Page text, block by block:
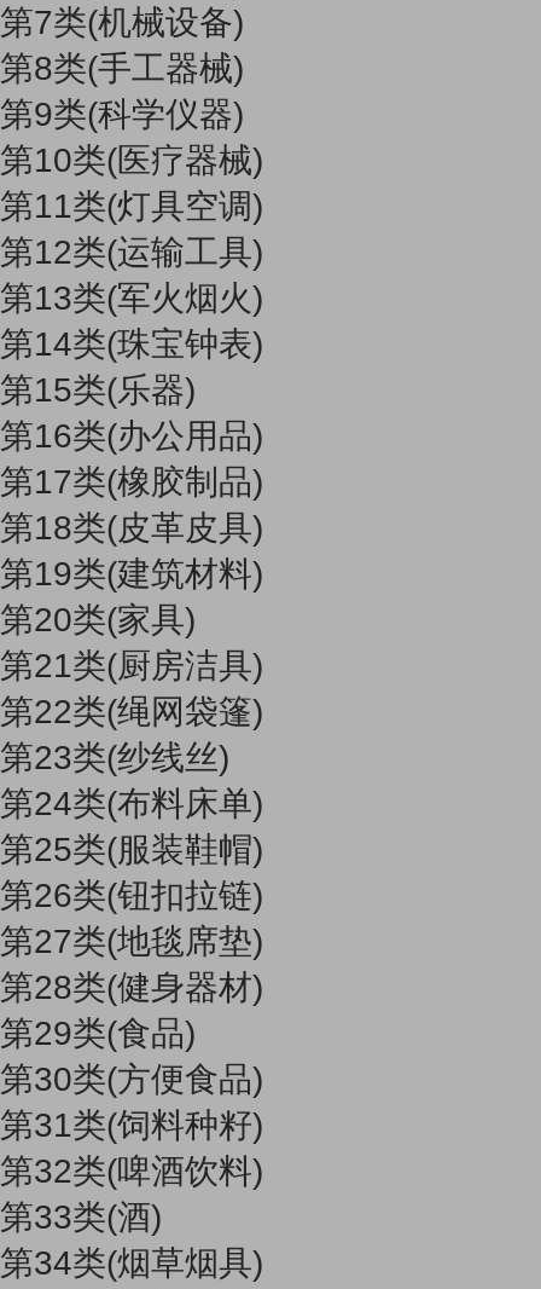
第7类(机械设备)
第8类(手工器械)
第9类(科学仪器)
第10类(医疗器械)
第11类(灯具空调)
第12类(运输工具)
第13类(军火烟火)
第14类(珠宝钟表)
第15类(乐器)
第16类(办公用品)
第17类(橡胶制品)
第18类(皮革皮具)
第19类(建筑材料)
第20类(家具)
第21类(厨房洁具)
第22类(绳网袋篷)
第23类(纱线丝)
第24类(布料床单)
第25类(服装鞋帽)
第26类(钮扣拉链)
第27类(地毯席垫)
第28类(健身器材)
第29类(食品)
第30类(方便食品)
第31类(饲料种籽)
第32类(啤酒饮料)
第33类(酒)
第34类(烟草烟具)